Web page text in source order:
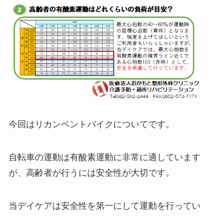
今回はリカンベントバイクについてです。
自転車の運動は有酸素運動に非常に適しています
が、高齢者が行うには安全性が大切です。
当デイケアは安全性を第一にして運動を行ってい